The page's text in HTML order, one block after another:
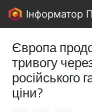
Інформатор
Європа
тривогу
російського
ціни?